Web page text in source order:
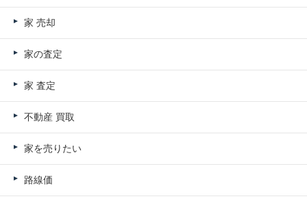
家 売却
家の査定
家 査定
不動産 買取
家を売りたい
路線価